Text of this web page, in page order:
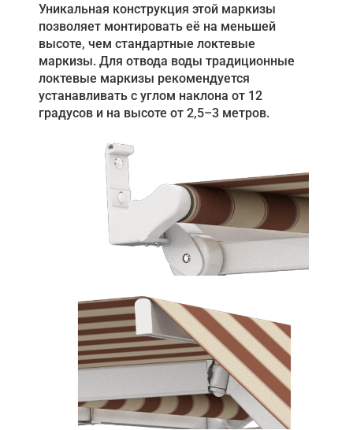
Уникальная конструкция этой маркизы
позволяет монтировать её на меньшей
высоте, чем стандартные локтевые
маркизы. Для отвода воды традиционные
локтевые маркизы рекомендуется
устанавливать с углом наклона от 12
градусов и на высоте от 2,5–3 метров.